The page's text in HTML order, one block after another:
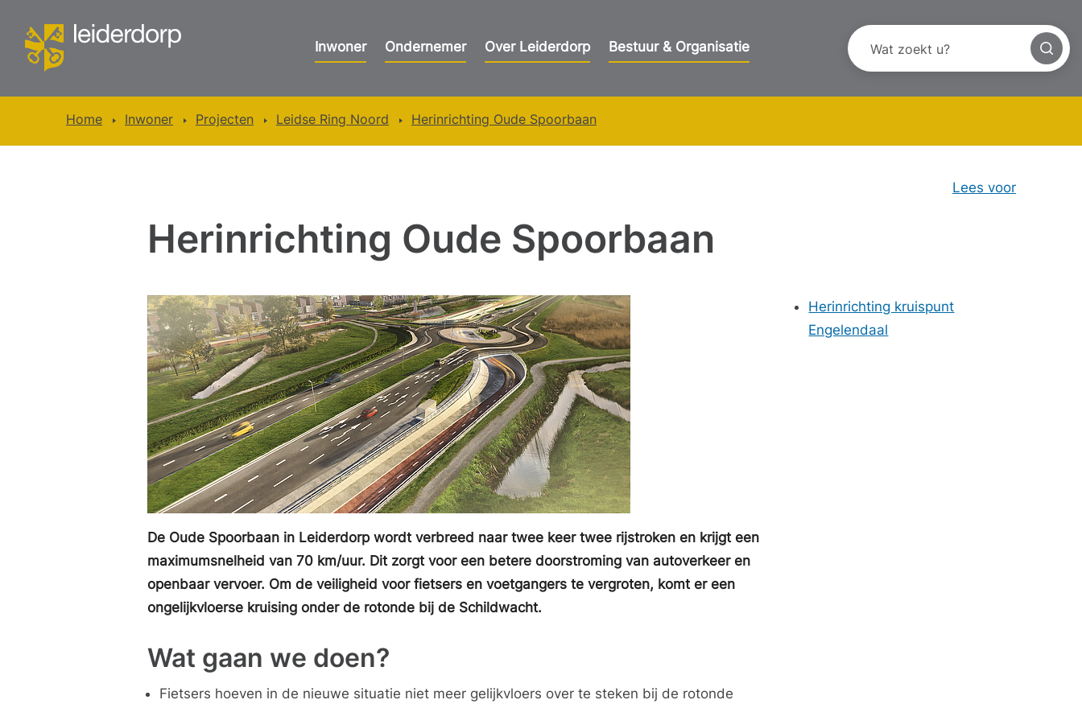
Inwoner Ondernemer Over Leiderdorp Bestuur & Organisatie
Home Inwoner Projecten Leidse Ring Noord Herinrichting Oude Spoorbaan
Lees voor
Herinrichting Oude Spoorbaan
De Oude Spoorbaan in Leiderdorp wordt verbreed naar twee keer twee rijstroken en krijgt een
maximumsnelheid van 70 km/uur. Dit zorgt voor een betere doorstroming van autoverkeer en
openbaar vervoer. Om de veiligheid voor fietsers en voetgangers te vergroten, komt er een
ongelijkvloerse kruising onder de rotonde bij de Schildwacht.
Wat gaan we doen?
Fietsers hoeven in de nieuwe situatie niet meer gelijkvloers over te steken bij de rotonde
Herinrichting kruispunt
Engelendaal